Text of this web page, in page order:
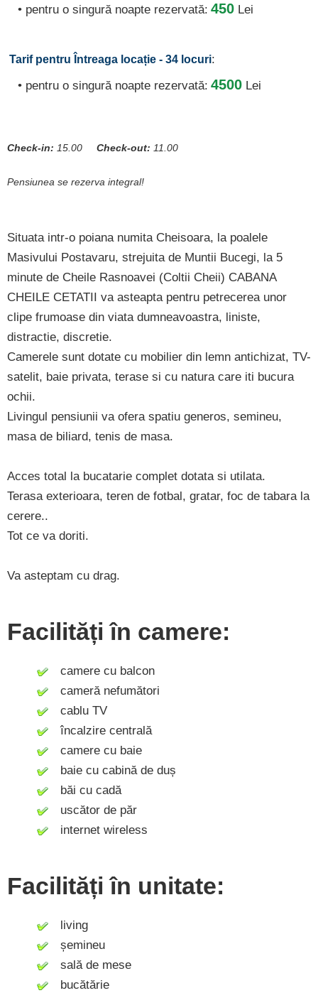
• pentru o singură noapte rezervată: 450 Lei
Tarif pentru Întreaga locație - 34 locuri:
• pentru o singură noapte rezervată: 4500 Lei
Check-in: 15.00 Check-out: 11.00
Pensiunea se rezerva integral!
Situata intr-o poiana numita Cheisoara, la poalele
Masivului Postavaru, strejuita de Muntii Bucegi, la 5
minute de Cheile Rasnoavei (Coltii Cheii) CABANA
CHEILE CETATII va asteapta pentru petrecerea unor
clipe frumoase din viata dumneavoastra, liniste,
distractie, discretie.
Camerele sunt dotate cu mobilier din lemn antichizat, TV-
satelit, baie privata, terase si cu natura care iti bucura
ochii.
Livingul pensiunii va ofera spatiu generos, semineu,
masa de biliard, tenis de masa.
Acces total la bucatarie complet dotata si utilata.
Terasa exterioara, teren de fotbal, gratar, foc de tabara la
cerere..
Tot ce va doriti.
Va asteptam cu drag.
Facilități în camere:
camere cu balcon
cameră nefumători
cablu TV
încalzire centrală
camere cu baie
baie cu cabină de duș
băi cu cadă
uscător de păr
internet wireless
Facilități în unitate:
living
șemineu
sală de mese
bucătărie